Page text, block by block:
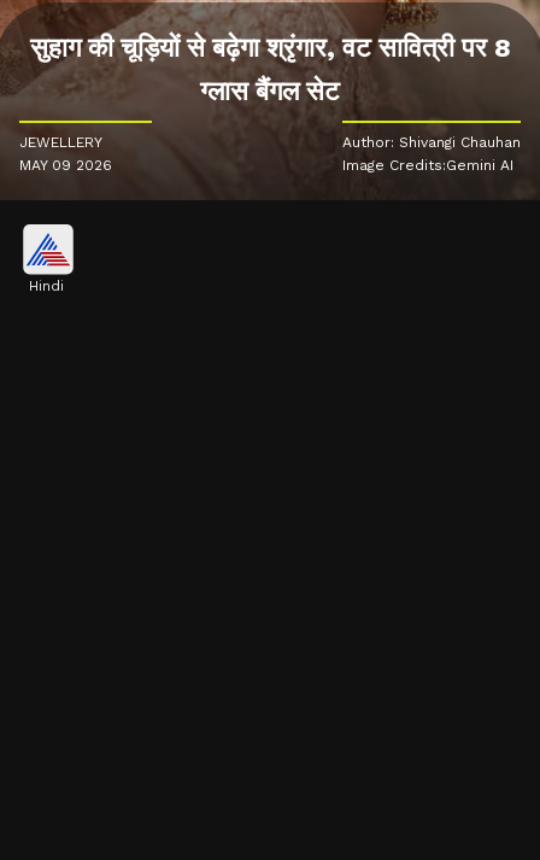
सुहाग की चूड़ियों से बढ़ेगा श्रृंगार, वट सावित्री पर 8
ग्लास बैंगल सेट
JEWELLERY
MAY 09 2026
Author: Shivangi Chauhan
Image Credits:Gemini AI
Hindi